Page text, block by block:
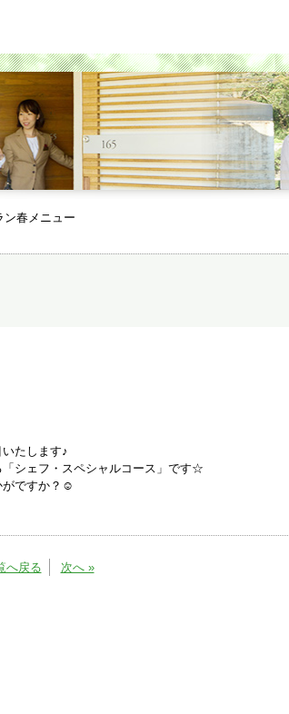
ン春メニュー
たします♪
シェフ・スペシャルコース」です☆
がですか？☺
へ戻る 次へ »